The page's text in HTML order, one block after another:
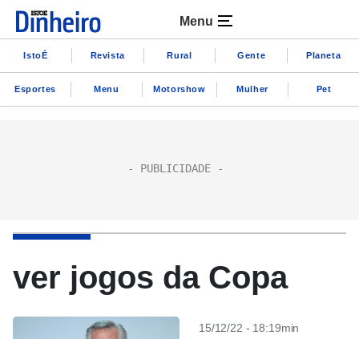
Menu
IstoÉ Revista Rural Gente Planeta
Esportes Menu Motorshow Mulher Pet
ver jogos da Copa
15/12/22 - 18:19min